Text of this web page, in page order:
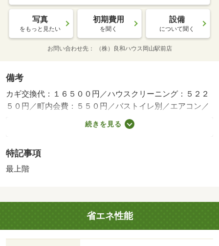
写真
をもっと見たい
初期費用
を聞く
設備
について聞く
お問い合わせ先 （株）良和ハウス岡山駅前店
備考
カギ交換代：１６５００円／ハウスクリーニング：５２２
５０円／町内会費：５５０円／バストイレ別／エアコン／
クロゼット／ＴＶインターホン／浴室乾燥機／室内洗濯置
／システムキッチン／温水洗浄便座／脱衣所／２口コンロ
敷金不要／防犯カメラ／ＩＨクッキングヒーター／照明付
／ロフト／全居室洋室／単身者相談／冷蔵庫／仲介手数料
ン付／学生敷金不要／２駅利用可／敷金・礼金不要／岡山
市立伊島小学校（小学校）まで１１００ｍ／岡山市立京山
中学校（中学校）まで９１３ｍ／岡山市伊島保育園（幼稚
園・保育園）まで８７５ｍ／岡山市北区役所（役所）まで
続きを見る
特記事項
最上階
省エネ性能